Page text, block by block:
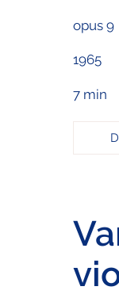
opus 9
1965
7 min